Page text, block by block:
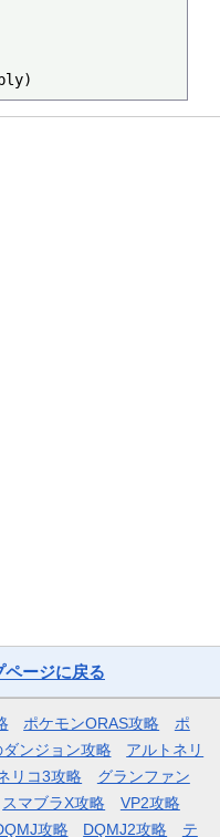
ージに戻る
ポケモンORAS攻略
ポ
ンジョン攻略
アルトネリ
リコ3攻略
グランファン
スマブラX攻略
VP2攻略
攻略 DQMJ2攻略 テ